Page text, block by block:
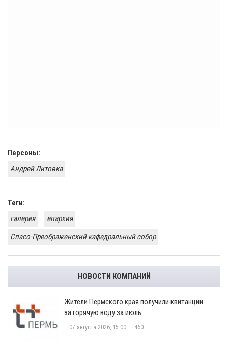
Персоны:
Андрей Литовка
Теги:
галерея
епархия
Спасо-Преображенский кафедральный собор
НОВОСТИ КОМПАНИЙ
​Жители Пермского края получили квитанции
за горячую воду за июль
07 августа 2026, 15:00 460